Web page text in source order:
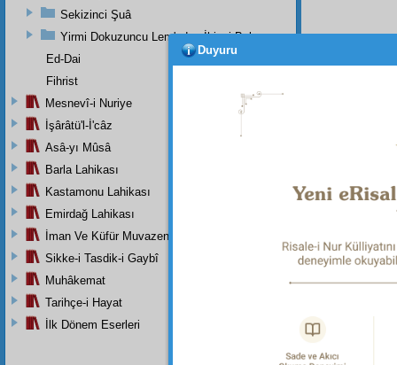
Sekizinci Şuâ
Yirmi Dokuzuncu Lem'adan İkinci Bab
Ed-Dai
Fihrist
Mesnevî-i Nuriye
İşârâtü'l-İ'câz
Asâ-yı Mûsâ
Barla Lahikası
Kastamonu Lahikası
Emirdağ Lahikası
İman Ve Küfür Muvazeneleri
Sikke-i Tasdik-i Gaybî
Muhâkemat
Tarihçe-i Hayat
İlk Dönem Eserleri
Duyuru